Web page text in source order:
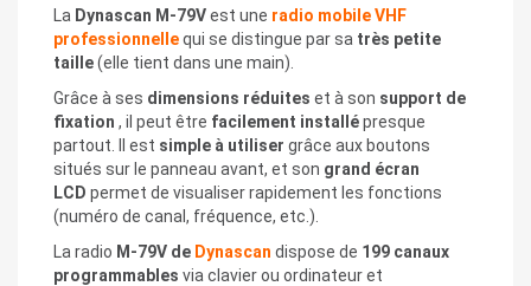
La Dynascan M-79Vest une radio mobile VHF
professionnellequi se distingue par sa très petite
taille(elle tient dans une main).
Grâce à ses dimensions réduites et à son support de
fixation , il peut être facilement installépresque
partout. Il est simple à utiliser grâce aux boutons
situés sur le panneau avant, et son grand écran
LCD permet de visualiser rapidement les fonctions
(numéro de canal, fréquence, etc.).
La radio M-79V de Dynascan dispose de 199 canaux
programmables via clavier ou ordinateur et